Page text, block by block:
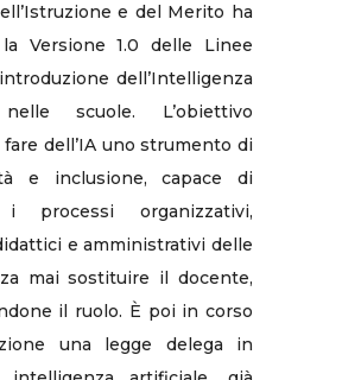
e del Merito ha
Versione 1.0 delle Linee
dell’Intelligenza
scuole. L’obiettivo
dell’IA uno strumento di
e inclusione, capace di
i processi organizzativi,
e amministrativi delle
mai sostituire il docente,
il ruolo. È poi in corso
una legge delega in